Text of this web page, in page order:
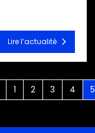
Lire l’actualité
1 2 3 4 5